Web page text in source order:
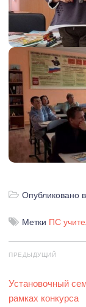
Опубликовано в
Метки ПС
Навигация
записям
ПРЕДЫДУЩИЙ
запись:
Установочный
рамках конкурса